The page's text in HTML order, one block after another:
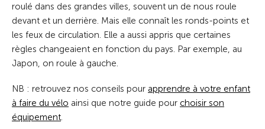
roulé dans des grandes villes, souvent un de nous roule
devant et un derrière. Mais elle connaît les ronds-points et
les feux de circulation. Elle a aussi appris que certaines
règles changeaient en fonction du pays. Par exemple, au
Japon, on roule à gauche.
NB : retrouvez nos conseils pour apprendre à votre enfant
à faire du vélo ainsi que notre guide pour choisir son
équipement